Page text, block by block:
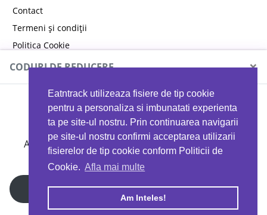
Eatntrack utilizeaza fisiere de tip cookie
pentru a personaliza si imbunatati experienta
ta pe site-ul nostru. Prin continuarea navigarii
pe site-ul nostru confirmi acceptarea utilizarii
fisierelor de tip cookie conform Politicii de
Cookie. Afla mai multe
Am Inteles!
Contact
Termeni și condiții
Politica Cookie
Politica de confidențialitate
Copyright © 2026 EAT & TRACK S.R.L
CODURI DE REDUCERE ×
MYPROTEIN
Ai 40%reducere la orice comandă folosind codul
EATTRACK
Profită acum